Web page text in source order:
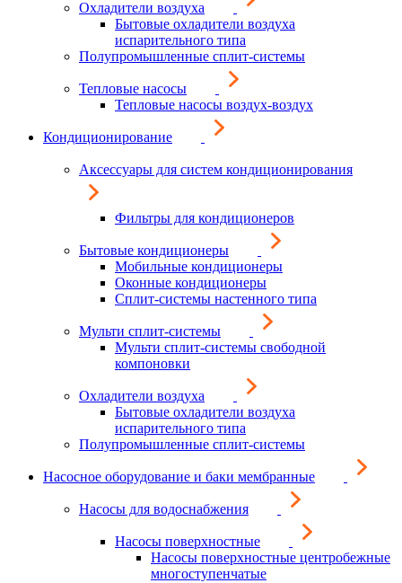
Охладители воздуха
Бытовые охладители воздуха
испарительного типа
Полупромышленные сплит-системы
Тепловые насосы
Тепловые насосы воздух-воздух
Кондиционирование
Аксессуары для систем кондиционирования
Фильтры для кондиционеров
Бытовые кондиционеры
Мобильные кондиционеры
Оконные кондиционеры
Сплит-системы настенного типа
Мульти сплит-системы
Мульти сплит-системы свободной
компоновки
Охладители воздуха
Бытовые охладители воздуха
испарительного типа
Полупромышленные сплит-системы
Насосное оборудование и баки мембранные
Насосы для водоснабжения
Насосы поверхностные
Насосы поверхностные центробежные
многоступенчатые